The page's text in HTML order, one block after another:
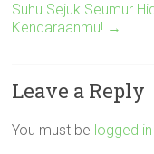
Suhu Sejuk Seumur
Kendaraanmu! →
Leave a Reply
You must be logged in